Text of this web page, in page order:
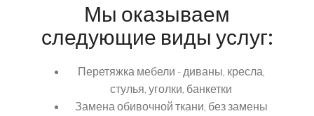
Мы оказываем
следующие виды услуг:
Перетяжка мебели - диваны, кресла,
стулья, уголки, банкетки
Замена обивочной ткани, без замены